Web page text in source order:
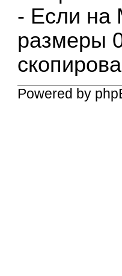
- Если на
размеры
Powered by